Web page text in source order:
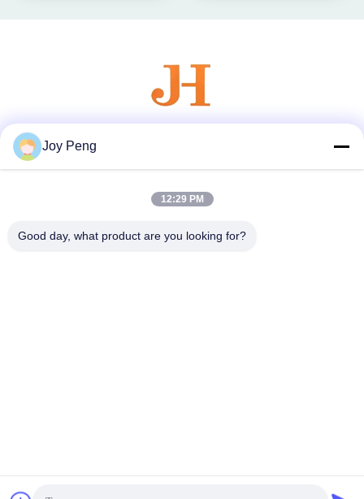
จีน คุณภาพดี หมวกน้ำหอม Zamak ผู้จัดจําหน่าย.ลิขสิทธิ์ 2017-2026
Joy Peng
12:29 PM
Good day, what product are you looking for?